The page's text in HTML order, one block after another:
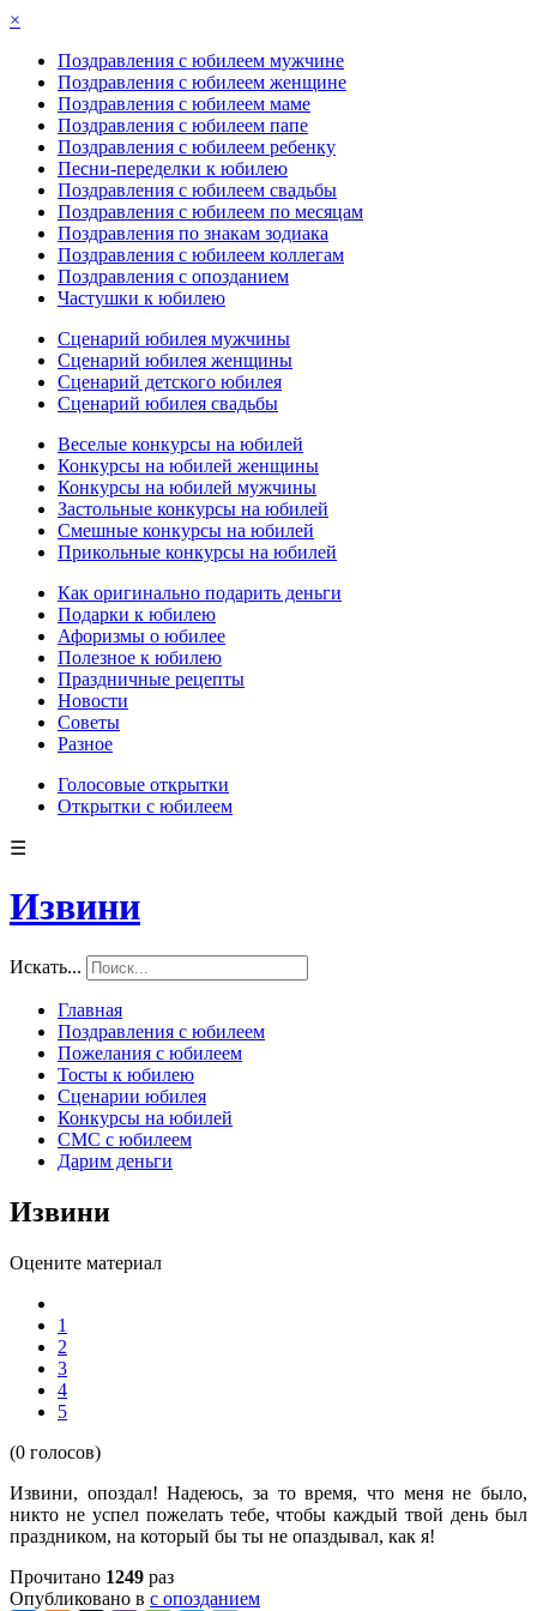
×
Поздравления с юбилеем мужчине
Поздравления с юбилеем женщине
Поздравления с юбилеем маме
Поздравления с юбилеем папе
Поздравления с юбилеем ребенку
Песни-переделки к юбилею
Поздравления с юбилеем свадьбы
Поздравления с юбилеем по месяцам
Поздравления по знакам зодиака
Поздравления с юбилеем коллегам
Поздравления с опозданием
Частушки к юбилею
Сценарий юбилея мужчины
Сценарий юбилея женщины
Сценарий детского юбилея
Сценарий юбилея свадьбы
Веселые конкурсы на юбилей
Конкурсы на юбилей женщины
Конкурсы на юбилей мужчины
Застольные конкурсы на юбилей
Смешные конкурсы на юбилей
Прикольные конкурсы на юбилей
Как оригинально подарить деньги
Подарки к юбилею
Афоризмы о юбилее
Полезное к юбилею
Праздничные рецепты
Новости
Советы
Разное
Голосовые открытки
Открытки с юбилеем
☰
Извини
Искать...
Главная
Поздравления с юбилеем
Пожелания с юбилеем
Тосты к юбилею
Сценарии юбилея
Конкурсы на юбилей
СМС с юбилеем
Дарим деньги
Извини
Оцените материал
1
2
3
4
5
(0 голосов)
Извини, опоздал! Надеюсь, за то время, что меня не было,
никто не успел пожелать тебе, чтобы каждый твой день был
праздником, на который бы ты не опаздывал, как я!
Прочитано 1249 раз
Опубликовано в с опозданием